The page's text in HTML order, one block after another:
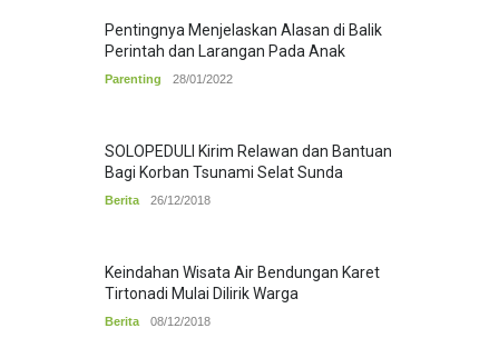
Pentingnya Menjelaskan Alasan di Balik
Perintah dan Larangan Pada Anak
Parenting 28/01/2022
SOLOPEDULI Kirim Relawan dan Bantuan
Bagi Korban Tsunami Selat Sunda
Berita 26/12/2018
Keindahan Wisata Air Bendungan Karet
Tirtonadi Mulai Dilirik Warga
Berita 08/12/2018